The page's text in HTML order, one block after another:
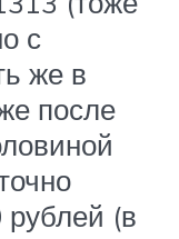
с
же в
после
рублей (в